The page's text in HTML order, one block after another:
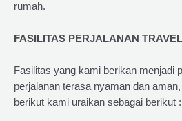
rumah.
FASILITAS PERJALANAN
Fasilitas yang kami berikan menjadi
perjalanan terasa nyaman dan
berikut kami uraikan sebagai berikut :